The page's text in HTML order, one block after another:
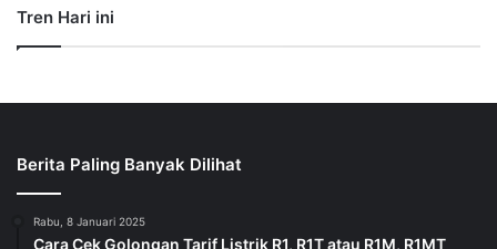
Tren Hari ini
Berita Paling Banyak Dilihat
Rabu, 8 Januari 2025
Cara Cek Golongan Tarif Listrik R1, R1T atau R1M, R1MT